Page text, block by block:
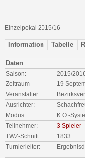
Einzelpokal 2015/16
Information Tabelle
Daten
Saison:
2015/2016
Zeitraum
19
Veranstalter:
Ausrichter:
Modus:
K.O.-
Teilnehmer:
3 Spieler
TWZ-Schnitt:
1833
Turnierleiter: